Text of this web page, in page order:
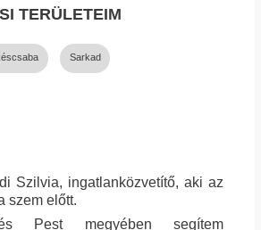
TERÜLETEIM
Sarkad
Szilvia, ingatlanközvetítő, aki az
szem előtt.
Pest megyében segítem